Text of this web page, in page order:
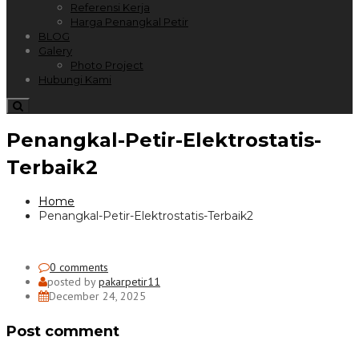
Referensi Kerja
Harga Penangkal Petir
BLOG
Galery
Photo Project
Hubungi Kami
Penangkal-Petir-Elektrostatis-
Terbaik2
Home
Penangkal-Petir-Elektrostatis-Terbaik2
0 comments
posted bypakarpetir11
December 24, 2025
Post comment